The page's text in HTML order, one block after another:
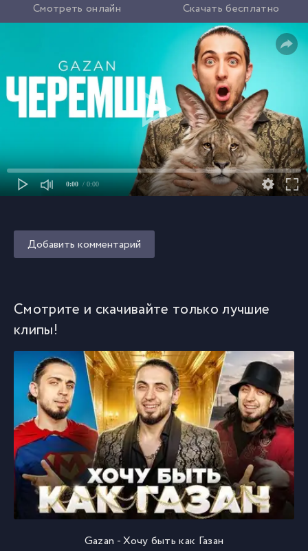
Смотреть онлайн Скачать бесплатно
0:00 / 0:00
Добавить комментарий
Смотрите и скачивайте только лучшие
клипы!
Gazan - Хочу быть как Газан